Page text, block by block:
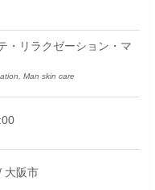
・リラクゼーション・マ
Man skin care
大阪市